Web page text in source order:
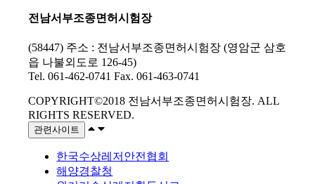
전남서부조종면허시험장
(58447) 주소 : 전남서부조종면허시험장 (영암군 삼호
읍 나불외도로 126-45)
Tel. 061-462-0741 Fax. 061-463-0741
COPYRIGHT©2018 전남서부조종면허시험장. ALL
RIGHTS RESERVED.
관련사이트
한국수상레저안전협회
해양경찰청